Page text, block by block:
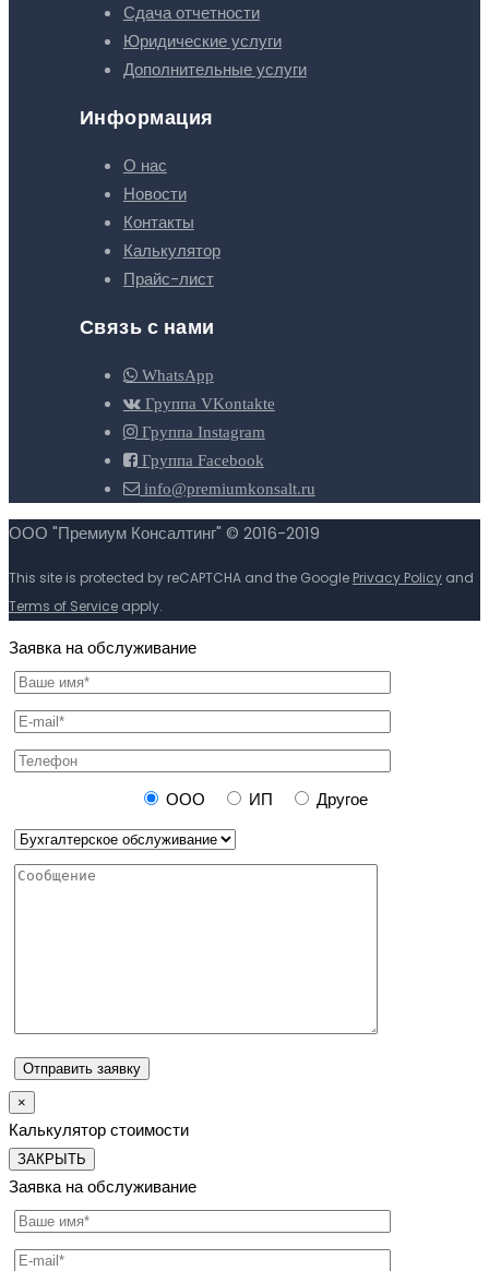
Сдача отчетности
Юридические услуги
Дополнительные услуги
Информация
О нас
Новости
Контакты
Калькулятор
Прайс-лист
Связь с нами
WhatsApp
Группа VKontakte
Группа Instagram
Группа Facebook
info@premiumkonsalt.ru
ООО "Премиум Консалтинг" © 2016-2019
This site is protected by reCAPTCHA and the Google Privacy Policy and
Terms of Service apply.
Заявка на обслуживание
ООО ИП Другое
×
Калькулятор стоимости
ЗАКРЫТЬ
Заявка на обслуживание